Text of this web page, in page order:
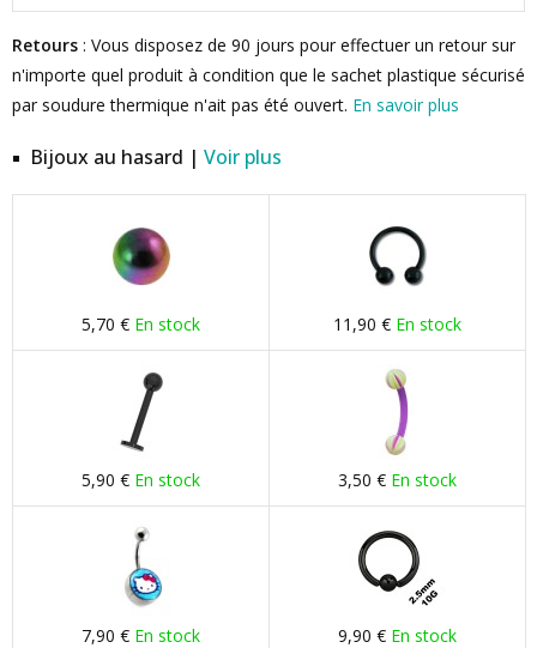
Retours : Vous disposez de 90 jours pour effectuer un retour sur
n'importe quel produit à condition que le sachet plastique sécurisé
par soudure thermique n'ait pas été ouvert. En savoir plus
Bijoux au hasard | Voir plus
5,70 € En stock 11,90 € En stock
5,90 € En stock 3,50 € En stock
7,90 € En stock 9,90 € En stock